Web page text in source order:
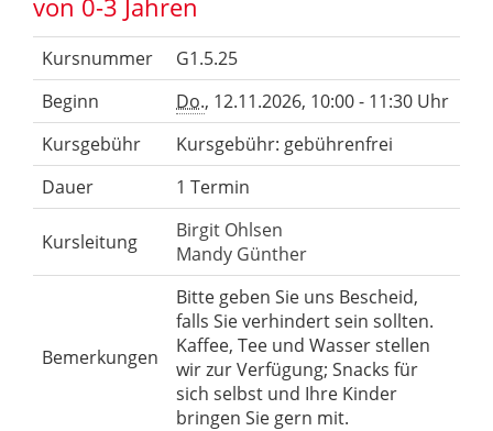
Kursnummer
G1.5.25
Beginn
Do., 12.11.2026, 10:00 - 11:30 Uhr
Kursgebühr
Kursgebühr: gebührenfrei
Dauer
1 Termin
Kursleitung
Birgit Ohlsen
Mandy Günther
Bemerkungen
Bitte geben Sie uns Bescheid,
falls Sie verhindert sein sollten.
Kaffee, Tee und Wasser stellen
wir zur Verfügung; Snacks für
sich selbst und Ihre Kinder
bringen Sie gern mit.